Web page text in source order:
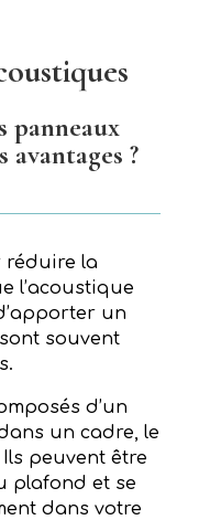
panneaux
?
réduire la
l’acoustique
un
souvent
d’un
un cadre, le
peuvent être
plafond et se
dans votre